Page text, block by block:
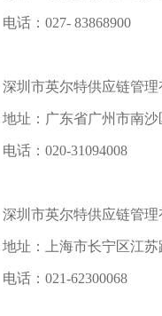
电话：027- 83868900
深圳市英尔特供应链管理
地址：广东省广州市南
电话：020-31094008
深圳市英尔特供应链管理
地址：上海市长宁区江
电话：021-62300068